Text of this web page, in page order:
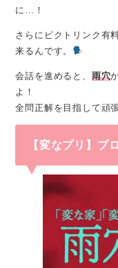
に…！
さらにピクトリンク有
来るんです。
会話を進めると、 雨穴
よ！
全問正解を目指して頑
【変なプリ】プ